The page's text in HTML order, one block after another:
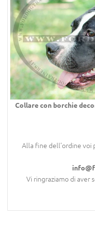
Collare con borchie
Alla fine dell’ordine voi
Vi ringraziamo di aver